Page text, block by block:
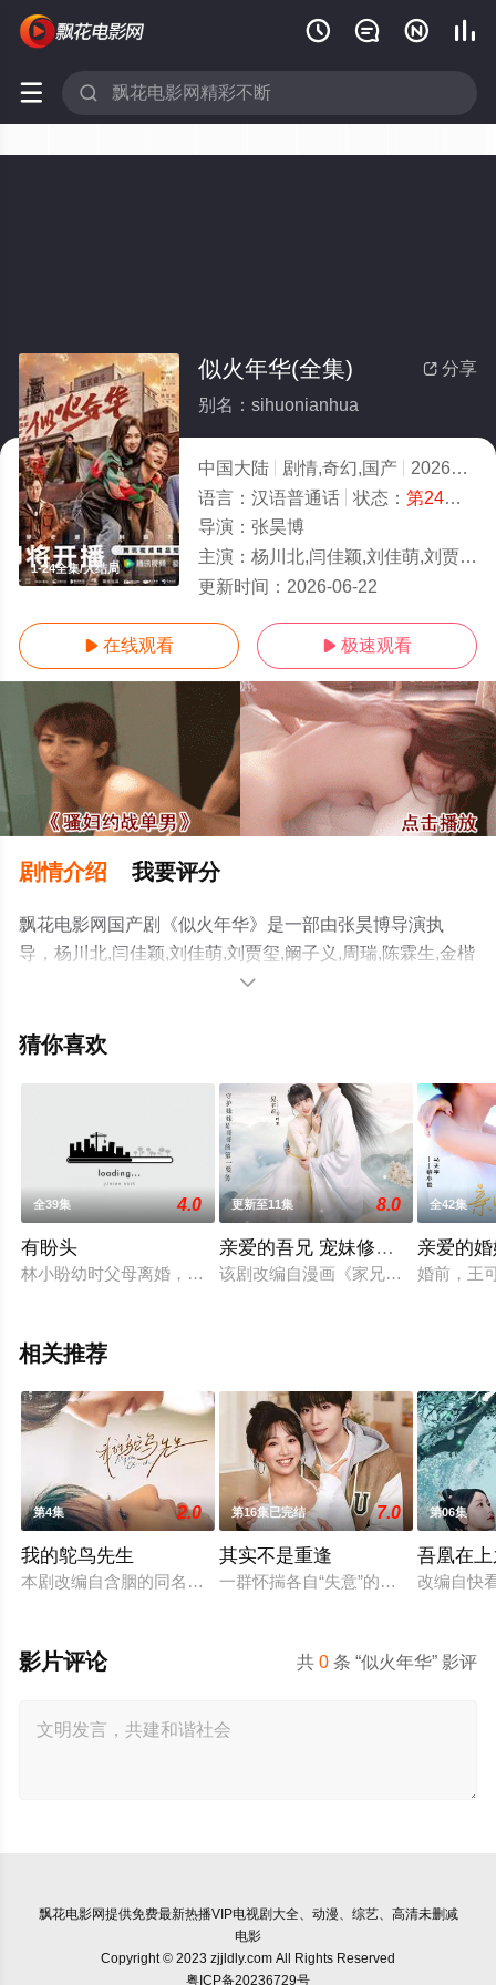
   
 
1-24全集/大结局
 分享
似火年华(全集)
别名：sihuonianhua
中国大陆 剧情,奇幻,国产 2026
1.0
语言： 汉语普通话 状态： 第24集已完结
导演： 张昊博
主演： 杨川北,闫佳颖,刘佳萌,刘贾玺,阚子义,周瑞,陈霖生,金楷杰,王宁,赵彦乔,于水歌,赵宥维,李金烁,康轩,王淅冉
更新时间： 2026-06-22
 在线观看  极速观看
剧情介绍 我要评分
飘花电影网国产剧《似火年华》是一部由张昊博导演执
导，杨川北,闫佳颖,刘佳萌,刘贾玺,阚子义,周瑞,陈霖生,金楷
杰,王宁,赵彦乔,于水歌,赵宥维,李金烁,康轩,王淅冉等演员精
集），手机免费观看高清无删减完整版电视剧全集就上飘

猜你喜欢
全39集 4.0
有盼头
林小盼幼时父母离婚，随父去日本留学，毕业于日本短期大学
更新至11集 8.0
亲爱的吾兄 宠妹修炼手册
该剧改编自漫画《家兄又在作死》，
全42集
亲爱的
婚前，王
相关推荐
第4集 2.0
我的鸵鸟先生
本剧改编自含胭的同名小说，讲述了邻家女孩庞倩（苏晓彤 饰
第16集已完结 7.0
其实不是重逢
一群怀揣各自“失意”的年轻人，在沿
第06集
吾凰在
改编自快
共0 条 “似火年华” 影评
影片评论
飘花电影网提供免费最新热播VIP电视剧大全、动漫、综艺、高清未删减
电影
Copyright © 2023 zjjldly.com All Rights Reserved
粤ICP备20236729号